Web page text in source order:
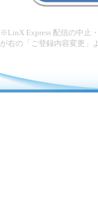
※LinX Express 配信の中止
が右の「ご登録内容変更」